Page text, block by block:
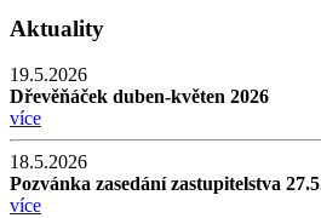
Aktuality
19.5.2026
Dřevěňáček duben-květen 2026
více
18.5.2026
Pozvánka zasedání zastupitelstva
více